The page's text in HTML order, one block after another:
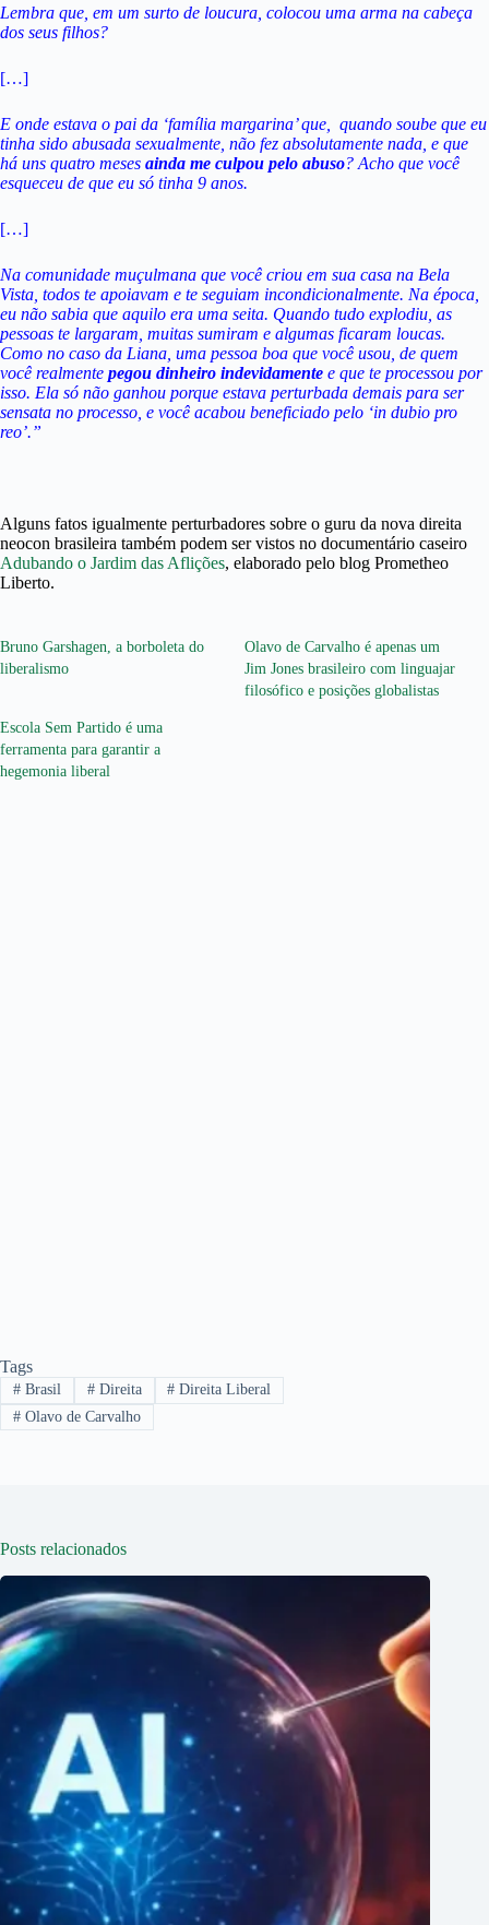
Lembra que, em um surto de loucura, colocou uma arma na cabeça
dos seus filhos?
[…]
E onde estava o pai da ‘família margarina’ que, quando soube que eu
tinha sido abusada sexualmente, não fez absolutamente nada, e que
há uns quatro meses ainda me culpou pelo abuso? Acho que você
esqueceu de que eu só tinha 9 anos.
[…]
Na comunidade muçulmana que você criou em sua casa na Bela
Vista, todos te apoiavam e te seguiam incondicionalmente. Na época,
eu não sabia que aquilo era uma seita. Quando tudo explodiu, as
pessoas te largaram, muitas sumiram e algumas ficaram loucas.
Como no caso da Liana, uma pessoa boa que você usou, de quem
você realmente pegou dinheiro indevidamente e que te processou por
isso. Ela só não ganhou porque estava perturbada demais para ser
sensata no processo, e você acabou beneficiado pelo ‘in dubio pro
reo’.”
Alguns fatos igualmente perturbadores sobre o guru da nova direita
neocon brasileira também podem ser vistos no documentário caseiro
Adubando o Jardim das Aflições, elaborado pelo blog Prometheo
Liberto.
Bruno Garshagen, a borboleta do
liberalismo
Olavo de Carvalho é apenas um
Jim Jones brasileiro com linguajar
filosófico e posições globalistas
Escola Sem Partido é uma
ferramenta para garantir a
hegemonia liberal
Tags
#Brasil #Direita # Direita Liberal
#Olavo de Carvalho
Posts relacionados